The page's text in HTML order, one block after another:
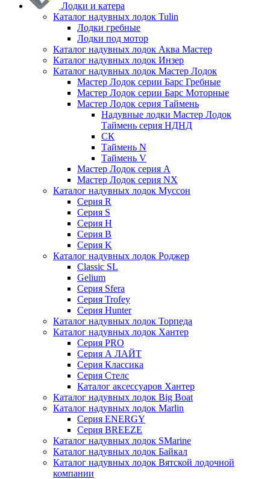
Лодки и катера
Каталог надувных лодок Tulin
Лодки гребные
Лодки под мотор
Каталог надувных лодок Аква Мастер
Каталог надувных лодок Инзер
Каталог надувных лодок Мастер Лодок
Мастер Лодок серии Барс Гребные
Мастер Лодок серии Барс Моторные
Мастер Лодок серия Таймень
Надувные лодки Мастер Лодок
Таймень серия НДНД
СК
Таймень N
Таймень V
Мастер Лодок серия А
Мастер Лодок серия NX
Каталог надувных лодок Муссон
Серия R
Серия S
Серия H
Серия B
Серия K
Каталог надувных лодок Роджер
Classic SL
Gelium
Серия Sfera
Серия Trofey
Серия Hunter
Каталог надувных лодок Торпеда
Каталог надувных лодок Хантер
Серия PRO
Серия А ЛАЙТ
Серия Классика
Серия Стелс
Каталог аксессуаров Хантер
Каталог надувных лодок Big Boat
Каталог надувных лодок Marlin
Серия ENERGY
Серия BREEZE
Каталог надувных лодок SMarine
Каталог надувных лодок Байкал
Каталог надувных лодок Вятской лодочной
компании